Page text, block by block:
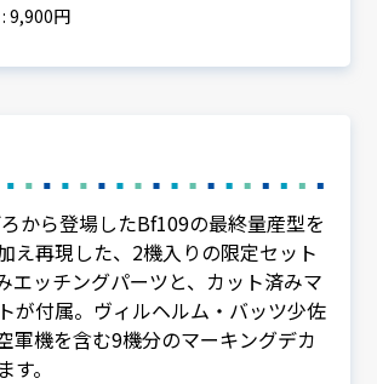
9,900円
から登場したBf109の最終量産型を
え再現した、2機入りの限定セット
エッチングパーツと、カット済みマ
が付属。ヴィルヘルム・バッツ少佐
軍機を含む9機分のマーキングデカ
。